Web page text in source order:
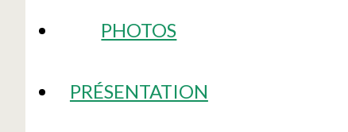
PHOTOS
PRÉSENTATION